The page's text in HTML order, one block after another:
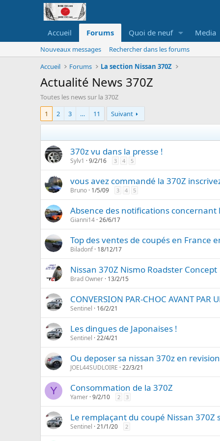
Accueil Forums Quoi de neuf Media
Nouveaux messages
Rechercher dans les forums
Accueil
Forums La section Nissan 370Z
Actualité News 370Z
Toutes les news sur la 370Z
1
2 3 … 11 Suivant
370z vu dans la presse !
Sylv1 9/2/16 3 4 5
vous avez commandé la 370Z
Bruno 1/5/09 3 4 5
Absence des notifications concernant
Gianni14 26/6/17
Top des ventes de coupés en France
Biladonf 18/12/17
Nissan 370Z Nismo Roadster Concept
Brad Owner 13/2/15
CONVERSION PAR-CHOC AVANT PAR
Sentinel 16/2/21
Les dingues de Japonaises !
Sentinel 22/4/21
Ou deposer sa nissan 370z en revision
JOEL44SUDLOIRE 22/3/21
Y Consommation de la 370Z
Yamer 9/2/10 2 3
Le remplaçant du coupé Nissan 370Z
Sentinel 21/1/20 2